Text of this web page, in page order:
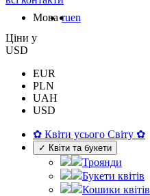
Мова ruen
Цiни у
USD
EUR
PLN
UAH
USD
✿ Квіти усього Світу ✿
✓ Квіти та букети
Троянди
Букети квітів
Кошики квітів